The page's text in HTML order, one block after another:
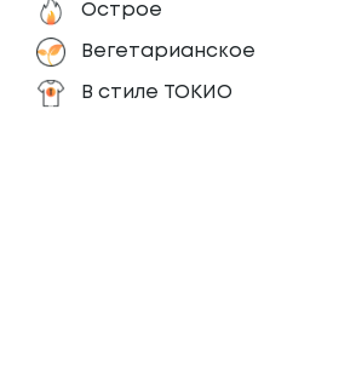
Острое
Вегетарианское
В стиле ТОКИО